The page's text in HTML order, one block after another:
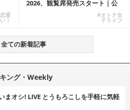
愛
！
2026、観覧席発売スタート｜公
#オトナ女
子ライフ
全ての新着記事
ング・Weekly
まオシ! LIVE とうもろこしを手軽に気軽